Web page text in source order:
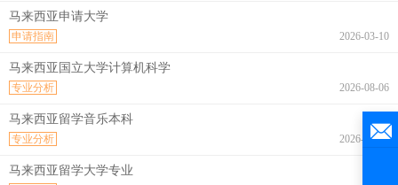
马来西亚申请大学
2026-03-10
申请指南
马来西亚国立大学计算机科学
2026-08-06
专业分析
马来西亚留学音乐本科
2026-08-06
专业分析
马来西亚留学大学专业